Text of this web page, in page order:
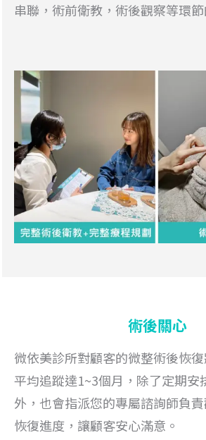
串聯，術前衛教，術後觀察等環
術後關心
微依美診所對顧客的微整術後恢復
平均追蹤達1~3個月，除了定期安
外，也會指派您的專屬諮詢師負
恢復進度，讓顧客安心滿意。